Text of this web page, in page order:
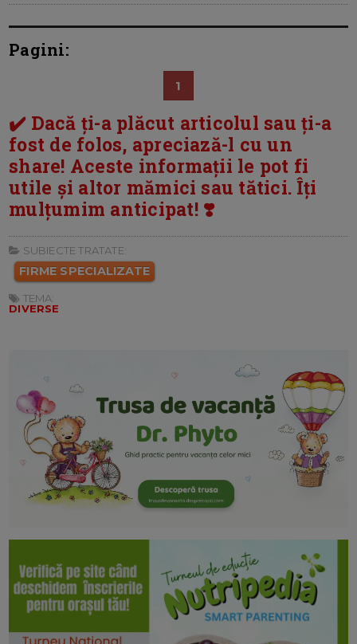
Pagini:
1
✔️ Dacă ți-a plăcut articolul sau ți-a
fost de folos, apreciază-l cu un
share! Aceste informații le pot fi
utile și altor mămici sau tătici. Îți
mulțumim anticipat! ❣️
SUBIECTE TRATATE:
FIRME SPECIALIZATE
TEMA:
DIVERSE